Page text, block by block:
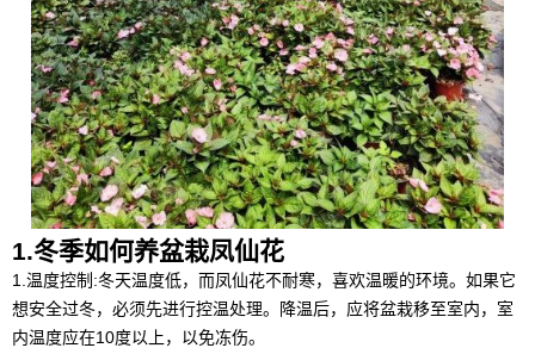
1.冬季如何养盆栽凤仙花
1.温度控制:冬天温度低，而凤仙花不耐寒，喜欢温暖的环境。如果它
想安全过冬，必须先进行控温处理。降温后，应将盆栽移至室内，室
内温度应在10度以上，以免冻伤。